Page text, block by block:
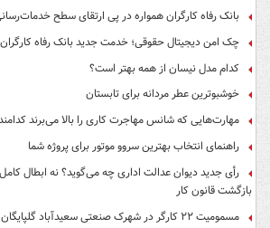
بانک رفاه کارگران همواره در پی ارتقای سطح
چک امن دیجیتال حقوقی؛ خدمت جدید بانک رفاه
کدام مدل نیسان از همه بهتر است؟
خوشبوترین عطر مردانه برای تابستان
مهارت‌هایی که شانس مهاجرت کاری را بالا می‌برند
راهنمای انتخاب بهترین سروو موتور برای پروژه شما
رأی جدید دیوان عدالت اداری چه می‌گوید؟ نه ابطال
بازگشت قانون کار
مسمومیت ۲۲ کارگر در شهرک صنعتی سعیدآباد گلپایگان بر اثر نشت گاز کلر